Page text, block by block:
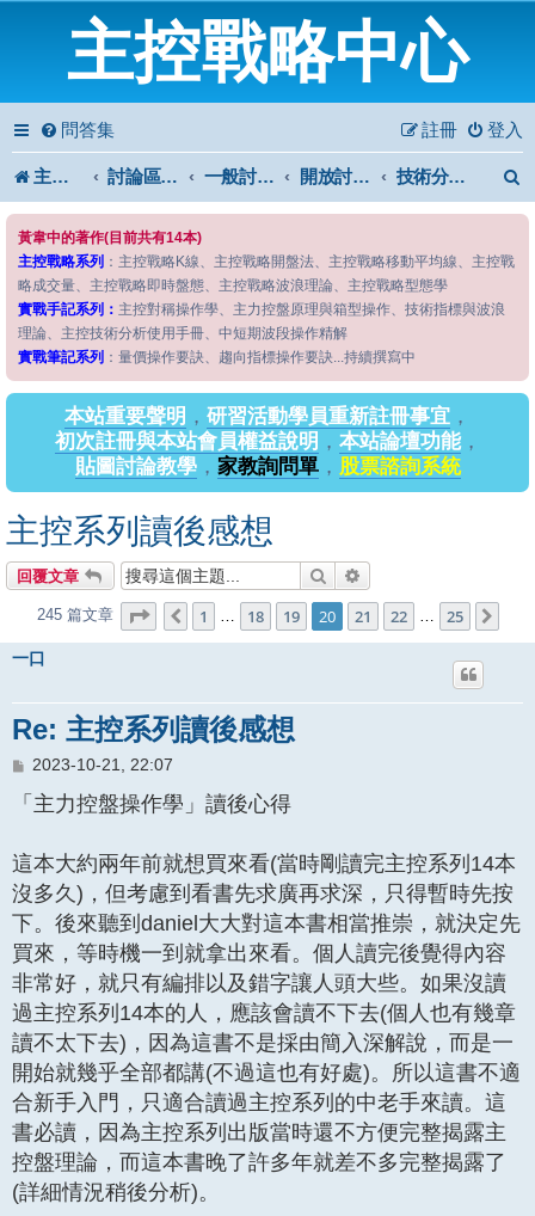
主控戰略中心
問答集 登入
註冊
主控戰略中心 討論區首頁 一般討論區 開放討論區 技術分析討論II
黃韋中的著作(目前共有14本)
主控戰略系列 ：主控戰略K線、主控戰略開盤法、主控戰略移動平均線、主控戰
略成交量、主控戰略即時盤態、主控戰略波浪理論、主控戰略型態學
實戰手記系列： 主控對稱操作學、主力控盤原理與箱型操作、技術指標與波浪
理論、主控技術分析使用手冊、中短期波段操作精解
實戰筆記系列 ：量價操作要訣、趨向指標操作要訣...持續撰寫中
本站重要聲明 ， 研習活動學員重新註冊事宜 ，
初次註冊與本站會員權益說明 ， 本站論壇功能，
貼圖討論教學， 家教詢問單， 股票諮詢系統
主控系列讀後感想
回覆文章 搜尋
245 篇文章 第 20 頁 (共 25頁)
上一頁
1 … 18 19 20 21 22 … 25
一口
Re: 主控系列讀後感想
文
2023-10-21, 22:07
「主力控盤操作學」讀後心得
這本大約兩年前就想買來看(當時剛讀完主控系列14本
沒多久)，但考慮到看書先求廣再求深，只得暫時先按
下。後來聽到daniel大大對這本書相當推崇，就決定先
買來，等時機一到就拿出來看。個人讀完後覺得內容
非常好，就只有編排以及錯字讓人頭大些。如果沒讀
過主控系列14本的人，應該會讀不下去(個人也有幾章
讀不太下去)，因為這書不是採由簡入深解說，而是一
開始就幾乎全部都講(不過這也有好處)。所以這書不適
合新手入門，只適合讀過主控系列的中老手來讀。這
書必讀，因為主控系列出版當時還不方便完整揭露主
控盤理論，而這本書晚了許多年就差不多完整揭露了
(詳細情況稍後分析)。